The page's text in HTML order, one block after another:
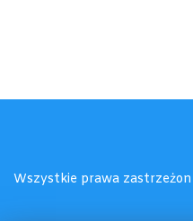
Wszystkie prawa